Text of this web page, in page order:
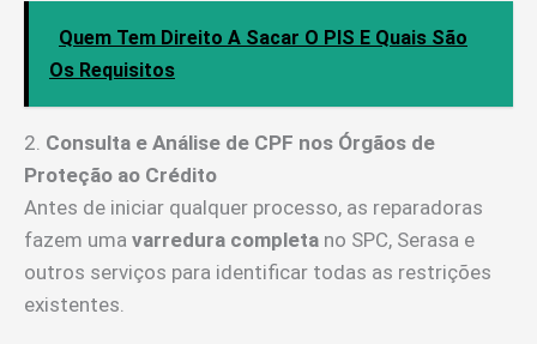
Quem Tem Direito A Sacar O PIS E Quais São
Os Requisitos
2. Consulta e Análise de CPF nos Órgãos de
Proteção ao Crédito
Antes de iniciar qualquer processo, as reparadoras
fazem uma varredura completa no SPC, Serasa e
outros serviços para identificar todas as restrições
existentes.